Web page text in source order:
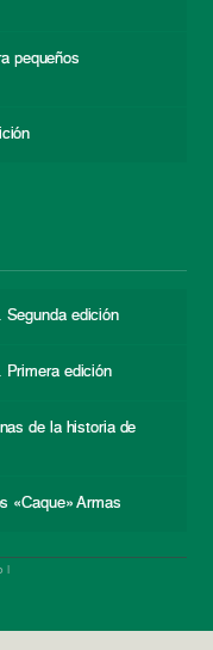
pequeños
Segunda edición
Primera edición
de la historia de
«Caque» Armas
|